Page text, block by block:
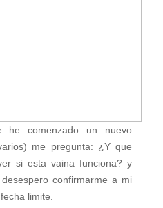
he comenzado un nuevo
me pregunta: ¿Y que
si esta vaina funciona? y
confirmarme a mi
limite.